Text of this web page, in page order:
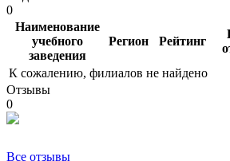
0
Наименование
учебного
заведения
Регион Рейтинг
К сожалению, филиалов не найдено
Отзывы
0
Все отзывы